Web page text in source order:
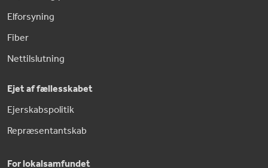
Elforsyning
Fiber
Nettilslutning
Ejet af fællesskabet
Ejerskabspolitik
Repræsentantskab
For lokalsamfundet